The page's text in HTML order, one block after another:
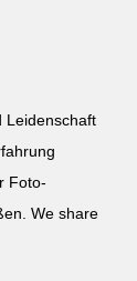
Leidenschaft
Foto-
We share